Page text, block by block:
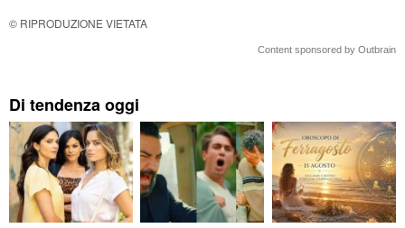
© RIPRODUZIONE VIETATA
Content sponsored by Outbrain
Di tendenza oggi